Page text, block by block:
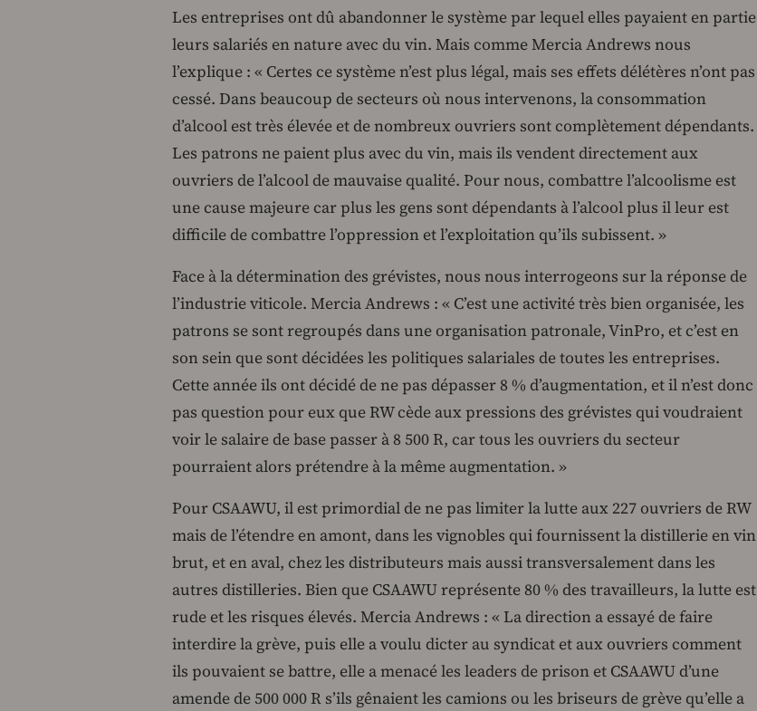
Les entreprises ont dû abandonner le système par lequel elles payaient en partie
leurs salariés en nature avec du vin. Mais comme Mercia Andrews nous
l’explique : « Certes ce système n’est plus légal, mais ses effets délétères n’ont pas
cessé. Dans beaucoup de secteurs où nous intervenons, la consommation
d’alcool est très élevée et de nombreux ouvriers sont complètement dépendants.
Les patrons ne paient plus avec du vin, mais ils vendent directement aux
ouvriers de l’alcool de mauvaise qualité. Pour nous, combattre l’alcoolisme est
une cause majeure car plus les gens sont dépendants à l’alcool plus il leur est
difficile de combattre l’oppression et l’exploitation qu’ils subissent. »
Face à la détermination des grévistes, nous nous interrogeons sur la réponse de
l’industrie viticole. Mercia Andrews : « C’est une activité très bien organisée, les
patrons se sont regroupés dans une organisation patronale, VinPro, et c’est en
son sein que sont décidées les politiques salariales de toutes les entreprises.
Cette année ils ont décidé de ne pas dépasser 8 % d’augmentation, et il n’est donc
pas question pour eux que RW cède aux pressions des grévistes qui voudraient
voir le salaire de base passer à 8 500 R, car tous les ouvriers du secteur
pourraient alors prétendre à la même augmentation. »
Pour CSAAWU, il est primordial de ne pas limiter la lutte aux 227 ouvriers de RW
mais de l’étendre en amont, dans les vignobles qui fournissent la distillerie en vin
brut, et en aval, chez les distributeurs mais aussi transversalement dans les
autres distilleries. Bien que CSAAWU représente 80 % des travailleurs, la lutte est
rude et les risques élevés. Mercia Andrews : « La direction a essayé de faire
interdire la grève, puis elle a voulu dicter au syndicat et aux ouvriers comment
ils pouvaient se battre, elle a menacé les leaders de prison et CSAAWU d’une
amende de 500 000 R s’ils gênaient les camions ou les briseurs de grève qu’elle a